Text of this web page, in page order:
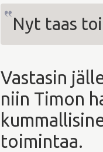
Nyt taas
Vastasin
niin Timon
toimintaa.